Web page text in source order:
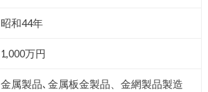
昭和44年
1,000万円
金属製品､金属板金製品、金網製品製造